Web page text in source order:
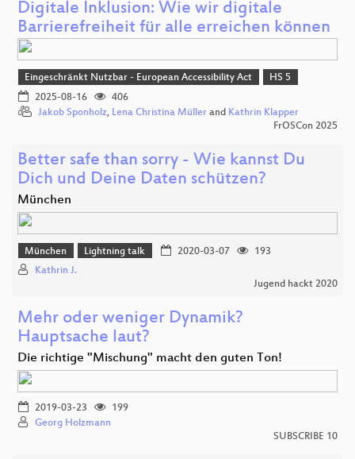
Digitale Inklusion: Wie wir digitale
Barrierefreiheit für alle erreichen können
Eingeschränkt Nutzbar - European Accessibility Act
HS 5
2025-08-16
406
Jakob Sponholz, Lena Christina Müller and Kathrin Klapper
FrOSCon 2025
Better safe than sorry - Wie kannst Du
Dich und Deine Daten schützen?
München
München Lightning talk 2020-03-07
193
Kathrin J.
Jugend hackt 2020
Mehr oder weniger Dynamik?
Hauptsache laut?
Die richtige "Mischung" macht den guten Ton!
2019-03-23
199
Georg Holzmann
SUBSCRIBE 10